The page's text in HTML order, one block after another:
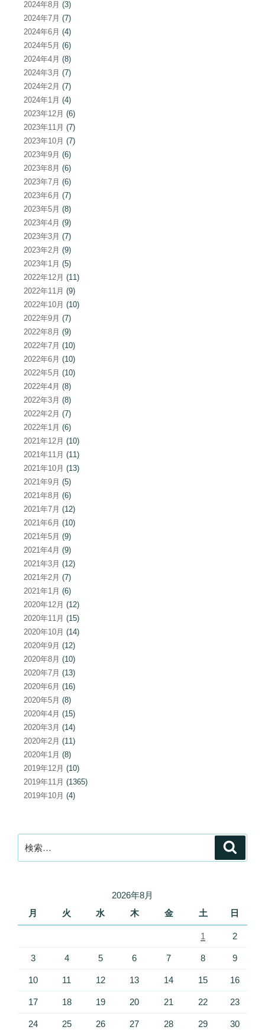
2024年8月 (3)
2024年7月 (7)
2024年6月 (4)
2024年5月 (6)
2024年4月 (8)
2024年3月 (7)
2024年2月 (7)
2024年1月 (4)
2023年12月 (6)
2023年11月 (7)
2023年10月 (7)
2023年9月 (6)
2023年8月 (6)
2023年7月 (6)
2023年6月 (7)
2023年5月 (8)
2023年4月 (9)
2023年3月 (7)
2023年2月 (9)
2023年1月 (5)
2022年12月 (11)
2022年11月 (9)
2022年10月 (10)
2022年9月 (7)
2022年8月 (9)
2022年7月 (10)
2022年6月 (10)
2022年5月 (10)
2022年4月 (8)
2022年3月 (8)
2022年2月 (7)
2022年1月 (6)
2021年12月 (10)
2021年11月 (11)
2021年10月 (13)
2021年9月 (5)
2021年8月 (6)
2021年7月 (12)
2021年6月 (10)
2021年5月 (9)
2021年4月 (9)
2021年3月 (12)
2021年2月 (7)
2021年1月 (6)
2020年12月 (12)
2020年11月 (15)
2020年10月 (14)
2020年9月 (12)
2020年8月 (10)
2020年7月 (13)
2020年6月 (16)
2020年5月 (8)
2020年4月 (15)
2020年3月 (14)
2020年2月 (11)
2020年1月 (8)
2019年12月 (10)
2019年11月 (1365)
2019年10月 (4)
索:
2026年8月
月
火 水 木 金 土 日
1 2
3 4 5 6 7 8 9
10 11 12 13 14 15 16
17 18 19 20 21 22 23
24 25 26 27 28 29 30